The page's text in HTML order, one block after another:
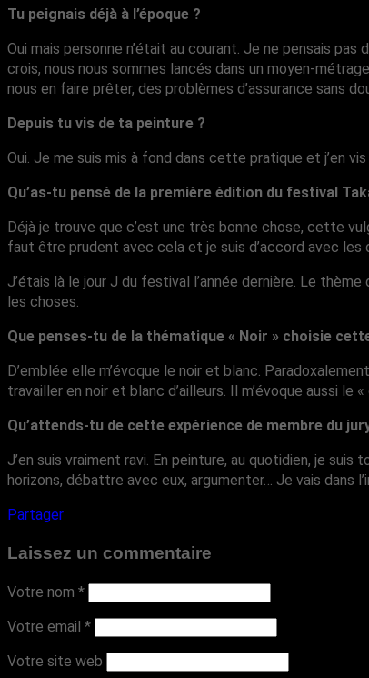
Tu peignais déjà à l’époque ?
Oui mais personne n’était au courant. Je ne pensais
crois, nous nous sommes lancés dans un moyen-
nous en faire prêter, des problèmes d’assurance sans
Depuis tu vis de ta peinture ?
Oui. Je me suis mis à fond dans cette pratique et j’en
Qu’as-tu pensé de la première édition du festival
Déjà je trouve que c’est une très bonne chose, cette
faut être prudent avec cela et je suis d’accord avec les
J’étais là le jour J du festival l’année dernière. Le
les choses.
Que penses-tu de la thématique « Noir » choisie
D’emblée elle m’évoque le noir et blanc.
travailler en noir et blanc d’ailleurs. Il m’évoque aussi
Qu’attends-tu de cette expérience de membre du
J’en suis vraiment ravi. En peinture, au quotidien, je
horizons, débattre avec eux, argumenter… Je vais dans
Partager
Laissez un commentaire
Votre nom *
Votre email *
Votre site web